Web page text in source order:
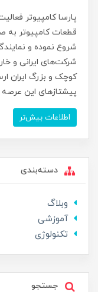
شروع نموده و
شرکت‌های ایرانی و
کوچک و بزرگ ایران
پیشتازهای این
اطلاعات بیش‌تر
دسته‌بندی
وبلاگ
آموزشی
تکنولوژی
جستجو